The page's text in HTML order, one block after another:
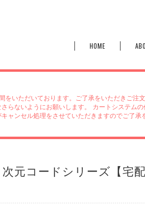
HOME
をいただいております。ご了承をいただきご注
らないようにお願いします。 カートシステム
ャンセル処理をさせていただきますのでご了承
元コードシリーズ【宅配